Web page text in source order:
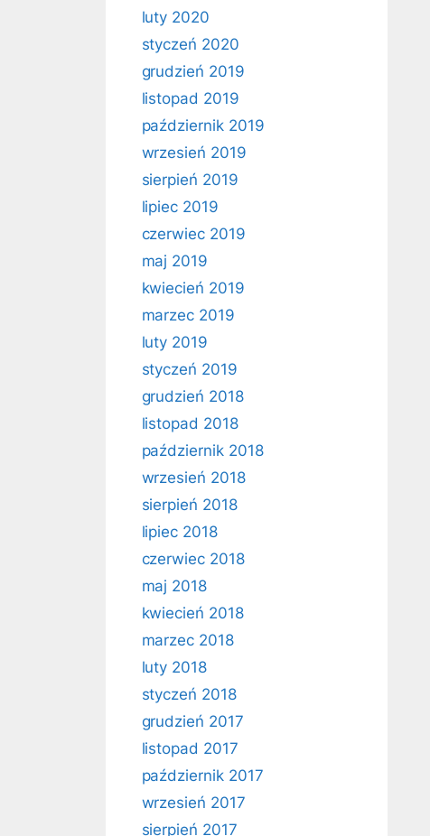
luty 2020
styczeń 2020
grudzień 2019
listopad 2019
październik 2019
wrzesień 2019
sierpień 2019
lipiec 2019
czerwiec 2019
maj 2019
kwiecień 2019
marzec 2019
luty 2019
styczeń 2019
grudzień 2018
listopad 2018
październik 2018
wrzesień 2018
sierpień 2018
lipiec 2018
czerwiec 2018
maj 2018
kwiecień 2018
marzec 2018
luty 2018
styczeń 2018
grudzień 2017
listopad 2017
październik 2017
wrzesień 2017
sierpień 2017